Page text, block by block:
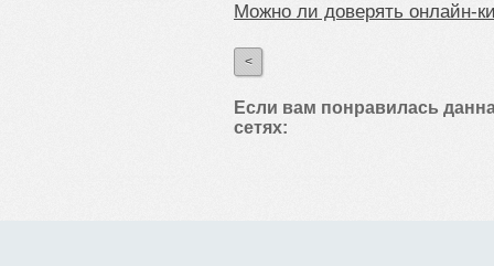
Можно ли доверять онлайн-
<
Если вам понравилась
сетях: